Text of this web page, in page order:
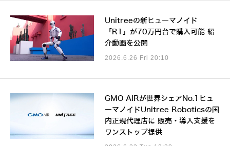
Unitreeの新ヒューマノイド
「R1」が70万円台で購入可能 紹
介動画を公開
2026.6.26 Fri 20:10
GMO AIRが世界シェアNo.1ヒュ
ーマノイドUnitree Roboticsの国
内正規代理店に 販売・導入支援を
ワンストップ提供